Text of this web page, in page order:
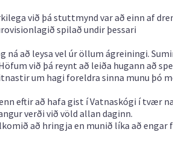
við þá stuttmynd var að einn af
spilað undir þessari
að leysa vel úr öllum ágreiningi.
við þá reynt að leiða hugann að
um hagi foreldra sinna munu þó
eftir að hafa gist í Vatnaskógi í tvær
verði við völd allan daginn.
að hringja en munið líka að